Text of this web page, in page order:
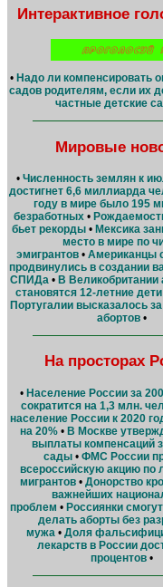
Интерактивное
• Надо ли компенсировать
садов родителям, если их
частные детские
Мировые
• Численность землян к
достигнет 6,6 миллиарда
году в мире было 195
безработных •
бьет рекорды • Мексика
место в мире по
эмигрантов• Американцы
продвинулись в создании
СПИДа• В Великобритании
становятся 12-летние дети
Португалии высказалось
абортов •
На просторах
• Население России за
сократится на 1,3 млн.
население России к 2020
на 20% • В Москве
выплаты компенсаций
сады • ФМС России
всероссийскую акцию по
мигрантов • Донорство
важнейших
проблем • Россиянки
делать аборты без
мужа • Доля
лекарств в России
процентов •